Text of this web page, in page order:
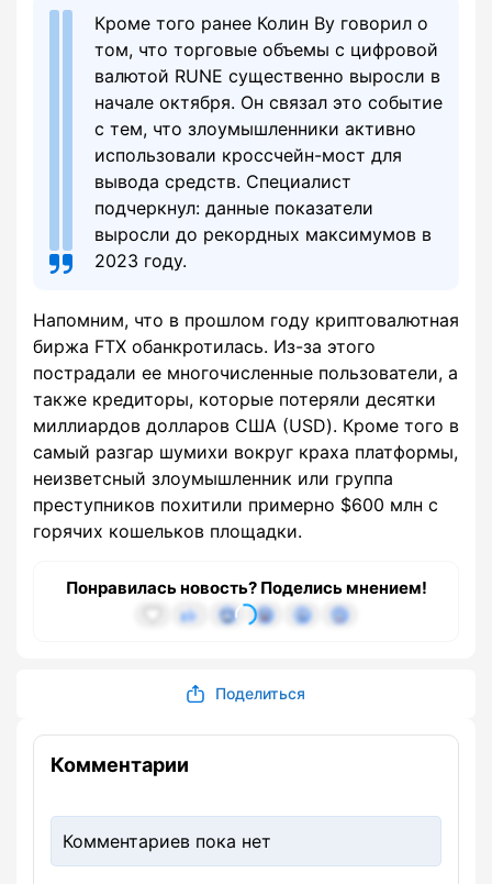
Кроме того ранее Колин Ву говорил о
том, что торговые объемы с цифровой
валютой RUNE существенно выросли в
начале октября. Он связал это событие
с тем, что злоумышленники активно
использовали кроссчейн-мост для
вывода средств. Специалист
подчеркнул: данные показатели
выросли до рекордных максимумов в
2023 году.
Напомним, что в прошлом году криптовалютная
биржа FTX обанкротилась. Из-за этого
пострадали ее многочисленные пользователи, а
также кредиторы, которые потеряли десятки
миллиардов долларов США (USD). Кроме того в
самый разгар шумихи вокруг краха платформы,
неизветсный злоумышленник или группа
преступников похитили примерно $600 млн с
горячих кошельков площадки.
Понравилась новость? Поделись мнением!
Поделиться
Комментарии
Комментариев пока нет